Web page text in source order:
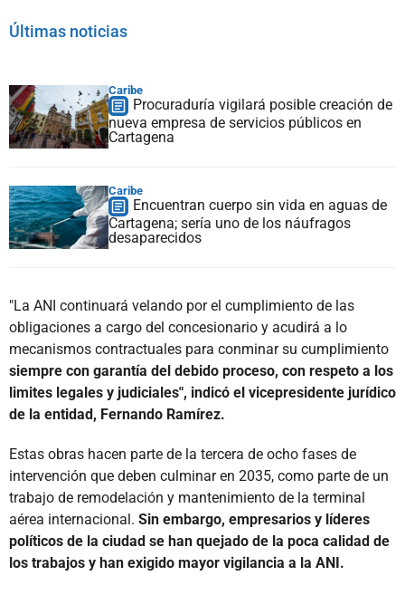
Últimas noticias
Caribe
Procuraduría vigilará posible creación de
nueva empresa de servicios públicos en
Cartagena
Caribe
Encuentran cuerpo sin vida en aguas de
Cartagena; sería uno de los náufragos
desaparecidos
"La ANI continuará velando por el cumplimiento de las
obligaciones a cargo del concesionario y acudirá a lo
mecanismos contractuales para conminar su cumplimiento
siempre con garantía del debido proceso, con respeto a los
limites legales y judiciales", indicó el vicepresidente jurídico
de la entidad, Fernando Ramírez.
Estas obras hacen parte de la tercera de ocho fases de
intervención que deben culminar en 2035, como parte de un
trabajo de remodelación y mantenimiento de la terminal
aérea internacional. Sin embargo, empresarios y líderes
políticos de la ciudad se han quejado de la poca calidad de
los trabajos y han exigido mayor vigilancia a la ANI.